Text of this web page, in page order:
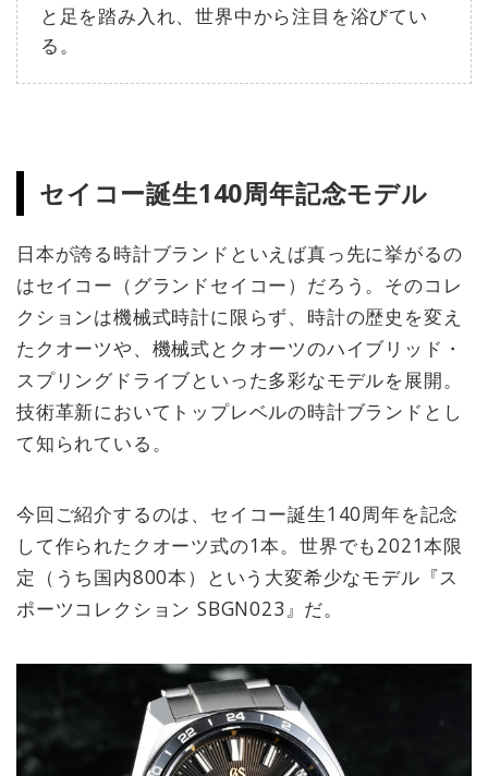
と足を踏み入れ、世界中から注目を浴びてい
る。
セイコー誕生140周年記念モデル
日本が誇る時計ブランドといえば真っ先に挙がるの
はセイコー（グランドセイコー）だろう。そのコレ
クションは機械式時計に限らず、時計の歴史を変え
たクオーツや、機械式とクオーツのハイブリッド・
スプリングドライブといった多彩なモデルを展開。
技術革新においてトップレベルの時計ブランドとし
て知られている。
今回ご紹介するのは、セイコー誕生140周年を記念
して作られたクオーツ式の1本。世界でも2021本限
定（うち国内800本）という大変希少なモデル『ス
ポーツコレクション SBGN023』だ。